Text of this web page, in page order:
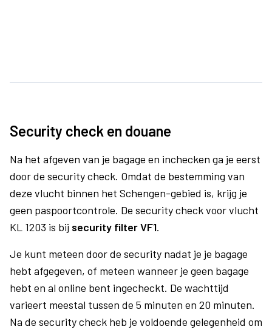
Security check en douane
Na het afgeven van je bagage en inchecken ga je eerst
door de security check. Omdat de bestemming van
deze vlucht binnen het Schengen-gebied is, krijg je
geen paspoortcontrole. De security check voor vlucht
KL 1203 is bij security filter VF1.
Je kunt meteen door de security nadat je je bagage
hebt afgegeven, of meteen wanneer je geen bagage
hebt en al online bent ingecheckt. De wachttijd
varieert meestal tussen de 5 minuten en 20 minuten.
Na de security check heb je voldoende gelegenheid om